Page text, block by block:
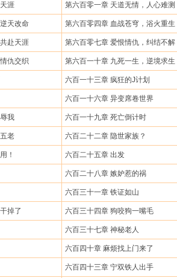
涯 第六百零一章 天道无情，人心难测
天改命 第六百零四章 血战苍穹，浴火重生
赴天涯 第六百零七章 爱恨情仇，纠结不解
仇交织 第六百一十章 九死一生，逆境求生
六百一十三章 疯狂的J计划
六百一十六章 异变席卷世界
我 六百一十九章 死亡倒计时
老 六百二十二章 隐世家族？
！ 六百二十五章 出发
六百二十八章 嫉妒惹的祸
六百三十一章 铁证如山
掉了 六百三十四章 狗咬狗一嘴毛
六百三十七章 神秘老人
六百四十章 麻烦找上门来了
六百四十三章 宁双铁人出手